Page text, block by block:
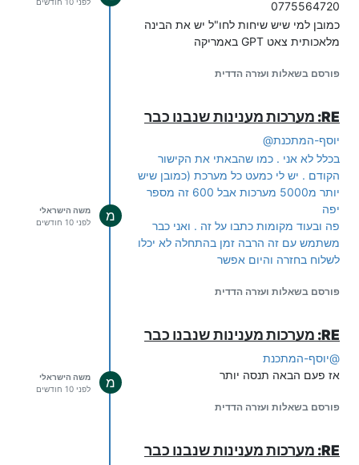
0775564720
כמובן למי שיש שיחות לחו"ל יש את הבינה
מלאכותית צאט GPT באמריקה
פורסם בשאלות ועזרה הדדית
RE: מערכות מענינות שנבנו כבר
@יוסף-המתכנת
בכלל לא אני . כמו שהבאתי את הקישור
הקודם . יש לי כמעט כל מערכת (כמובן שיש
יותר מ5000 מערכות אבל 600 זה מספר
יפה
פה ובעוד מקומות כתבו על זה . ואני כבר
משתמש עם זה הרבה זמן בהתחלה לא יכלו
לשלוח בחזרה והיום אפשר
פורסם בשאלות ועזרה הדדית
מ
משה הישראלי
לפני 10 חודשים
RE: מערכות מענינות שנבנו כבר
@יוסף-המתכנת
אז פעם הבאה תנסה יותר
פורסם בשאלות ועזרה הדדית
מ
משה הישראלי
לפני 10 חודשים
RE: מערכות מענינות שנבנו כבר